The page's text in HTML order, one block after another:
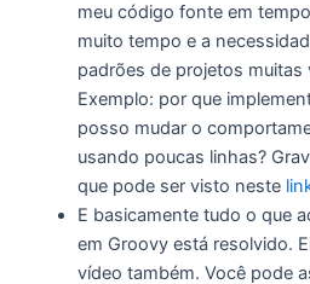
meu código fonte em
muito tempo e a
padrões de projetos muitas
Exemplo: por que
posso mudar o
usando poucas linhas?
que pode ser visto neste
E basicamente tudo o que
em Groovy está resolvido.
vídeo também. Você pode